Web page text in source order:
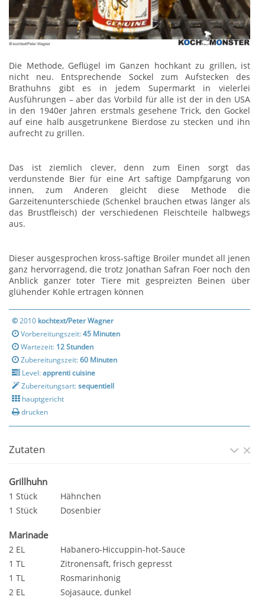
Die Methode, Geflügel im Ganzen hochkant zu grillen, ist
nicht neu. Entsprechende Sockel zum Aufstecken des
Brathuhns gibt es in jedem Supermarkt in vielerlei
Ausführungen – aber das Vorbild für alle ist der in den USA
in den 1940er Jahren erstmals gesehene Trick, den Gockel
auf eine halb ausgetrunkene Bierdose zu stecken und ihn
aufrecht zu grillen.
Das ist ziemlich clever, denn zum Einen sorgt das
verdunstende Bier für eine Art saftige Dampfgarung von
innen, zum Anderen gleicht diese Methode die
Garzeitenunterschiede (Schenkel brauchen etwas länger als
das Brustfleisch) der verschiedenen Fleischteile halbwegs
aus.
Dieser ausgesprochen kross-saftige Broiler mundet all jenen
ganz hervorragend, die trotz Jonathan Safran Foer noch den
Anblick ganzer toter Tiere mit gespreizten Beinen über
glühender Kohle ertragen können
©2010 kochtext/Peter Wagner
Vorbereitungszeit:45 Minuten
Wartezeit: 12 Stunden
Zubereitungszeit:60 Minuten
Level:apprenti cuisine
Zubereitungsart:sequentiell
hauptgericht
drucken
Zutaten
Grillhuhn
1 Stück
Hähnchen
1 Stück
Dosenbier
Marinade
2 EL
Habanero-Hiccuppin-hot-Sauce
1 TL
Zitronensaft, frisch gepresst
1 TL
Rosmarinhonig
2 EL
Sojasauce, dunkel